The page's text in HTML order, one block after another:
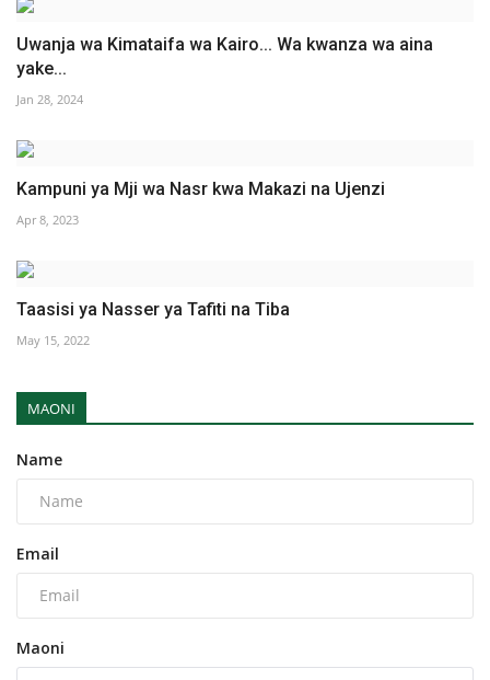
Uwanja wa Kimataifa wa Kairo... Wa kwanza wa aina
yake...
Jan 28, 2024
Kampuni ya Mji wa Nasr kwa Makazi na Ujenzi
Apr 8, 2023
Taasisi ya Nasser ya Tafiti na Tiba
May 15, 2022
MAONI
Name
Email
Maoni